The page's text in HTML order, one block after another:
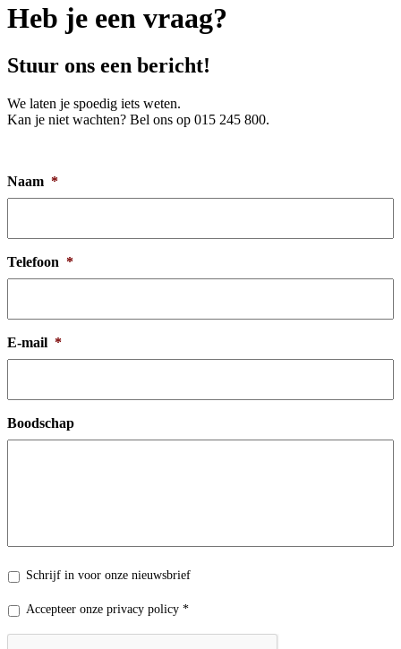
Heb je een vraag?
Stuur ons een bericht!
We laten je spoedig iets weten.
Kan je niet wachten? Bel ons op 015 245 800.
Naam *
Telefoon *
E-mail *
Boodschap
Nieuwsbrief
Schrijf in voor onze nieuwsbrief
Privacy
Accepteer onze privacy policy *